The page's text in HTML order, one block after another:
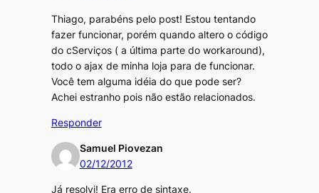
Thiago, parabéns pelo post! Estou tentando
fazer funcionar, porém quando altero o código
do cServiços ( a última parte do workaround),
todo o ajax de minha loja para de funcionar.
Você tem alguma idéia do que pode ser?
Achei estranho pois não estão relacionados.
Responder
Samuel Piovezan
02/12/2012
Já resolvi! Era erro de sintaxe.